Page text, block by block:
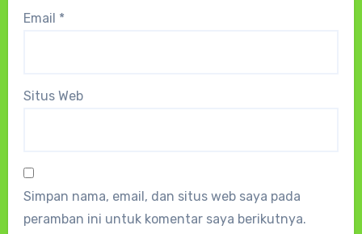
Email *
Situs Web
Simpan nama, email, dan situs web saya pada
peramban ini untuk komentar saya berikutnya.